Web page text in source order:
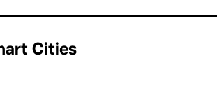
Cities